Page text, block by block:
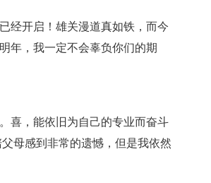
经开启！雄关漫道真如铁，而今
年，我一定不会辜负你们的期
喜，能依旧为自己的专业而奋斗
母感到非常的遗憾，但是我依然